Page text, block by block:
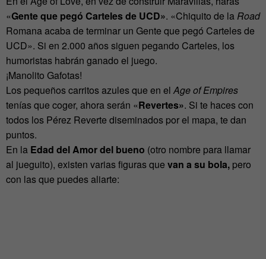
«Gente que pegó Carteles de UCD». «Chiquito de la Road
Romana acaba de terminar un Gente que pegó Carteles de
UCD». Si en 2.000 años siguen pegando Carteles, los
humoristas habrán ganado el juego.
¡Manolito Gafotas!
Los pequeños carritos azules que en el Age of Empires
tenías que coger, ahora serán «Revertes». Si te haces con
todos los Pérez Reverte diseminados por el mapa, te dan
puntos.
En la Edad del Amor del bueno (otro nombre para llamar
al jueguito), existen varias figuras que van a su bola, pero
con las que puedes aliarte: